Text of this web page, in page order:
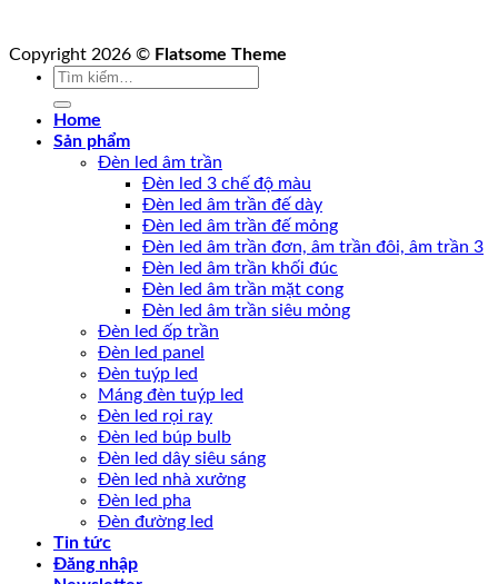
Copyright 2026 © Flatsome Theme
Tìm
Home
Sản phẩm
Đèn led âm trần
Đèn led 3 chế độ màu
Đèn led âm trần đế dày
Đèn led âm trần đế mỏng
Đèn led âm trần đơn, âm trần đôi, âm trần 3
Đèn led âm trần khối đúc
Đèn led âm trần mặt cong
Đèn led âm trần siêu mỏng
Đèn led ốp trần
Đèn led panel
Đèn tuýp led
Máng đèn tuýp led
Đèn led rọi ray
Đèn led búp bulb
Đèn led dây siêu sáng
Đèn led nhà xưởng
Đèn led pha
Đèn đường led
Tin tức
Đăng nhập